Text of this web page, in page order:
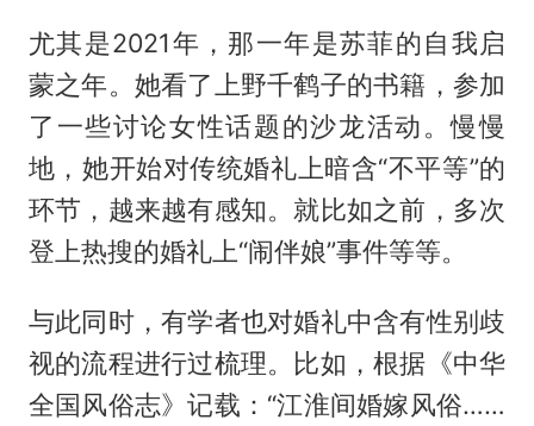
尤其是2021年，那一年是苏菲的自我启
蒙之年。她看了上野千鹤子的书籍，参加
了一些讨论女性话题的沙龙活动。慢慢
地，她开始对传统婚礼上暗含“不平等”的
环节，越来越有感知。就比如之前，多次
登上热搜的婚礼上“闹伴娘”事件等等。
与此同时，有学者也对婚礼中含有性别歧
视的流程进行过梳理。比如，根据《中华
全国风俗志》记载：“江淮间婚嫁风俗……